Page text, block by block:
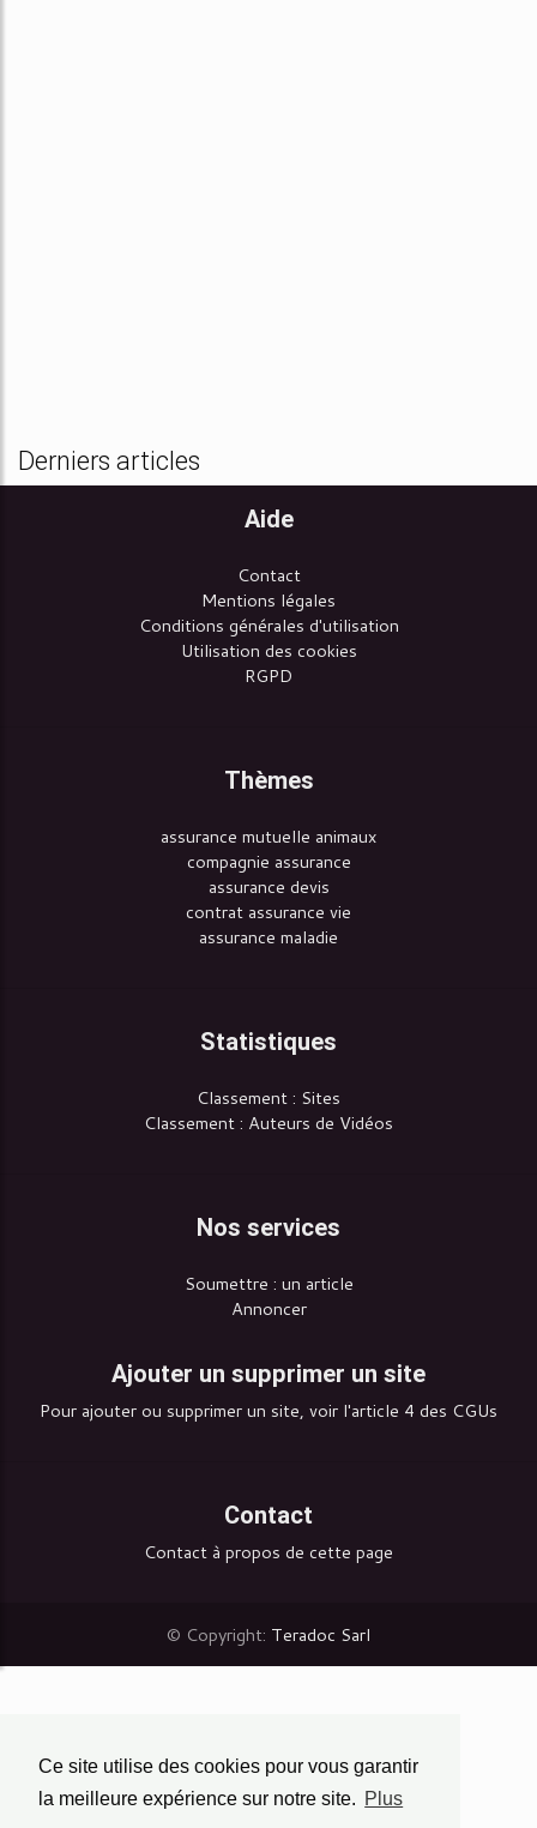
Ce site utilise des cookies pour vous garantir
la meilleure expérience sur notre site. Plus
Derniers articles
Aide
Contact
Mentions légales
Conditions générales d'utilisation
Utilisation des cookies
RGPD
Thèmes
assurance mutuelle animaux
compagnie assurance
assurance devis
contrat assurance vie
assurance maladie
Statistiques
Classement : Sites
Classement : Auteurs de Vidéos
Nos services
Soumettre : un article
Annoncer
Ajouter un supprimer un site
Pour ajouter ou supprimer un site, voir l'article 4 des CGUs
Contact
Contact à propos de cette page
© Copyright: Teradoc Sarl